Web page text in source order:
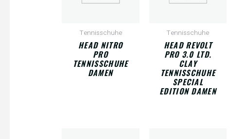
Tennisschuhe
HEAD NITRO
PRO
TENNISSCHUHE
DAMEN
Tennisschuhe
HEAD REVOLT
PRO 3.0 LTD.
CLAY
TENNISSCHUHE
SPECIAL
EDITION DAMEN